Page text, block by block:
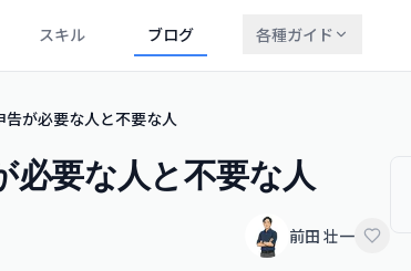
スキル ブログ 各種ガイド
が必要な人と不要な人
必要な人と不要な人
前田 壮一